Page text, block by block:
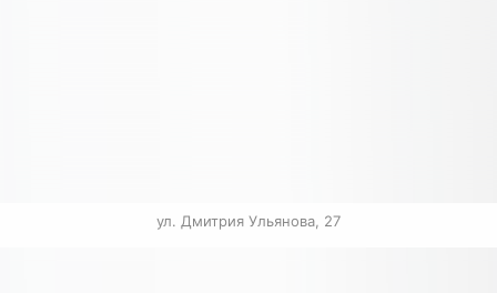
ул. Дмитрия Ульянова, 27